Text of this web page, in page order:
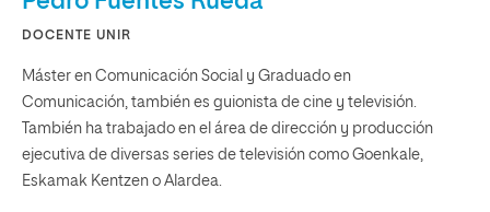
DOCENTE UNIR
Máster en Comunicación Social y Graduado en
Comunicación, también es guionista de cine y televisión.
También ha trabajado en el área de dirección y producción
ejecutiva de diversas series de televisión como Goenkale,
Eskamak Kentzen o Alardea.